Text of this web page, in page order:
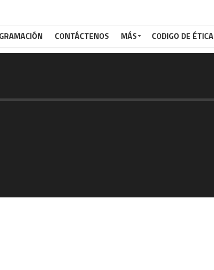
CONTÁCTENOS MÁS CODIGO DE ÉTICA